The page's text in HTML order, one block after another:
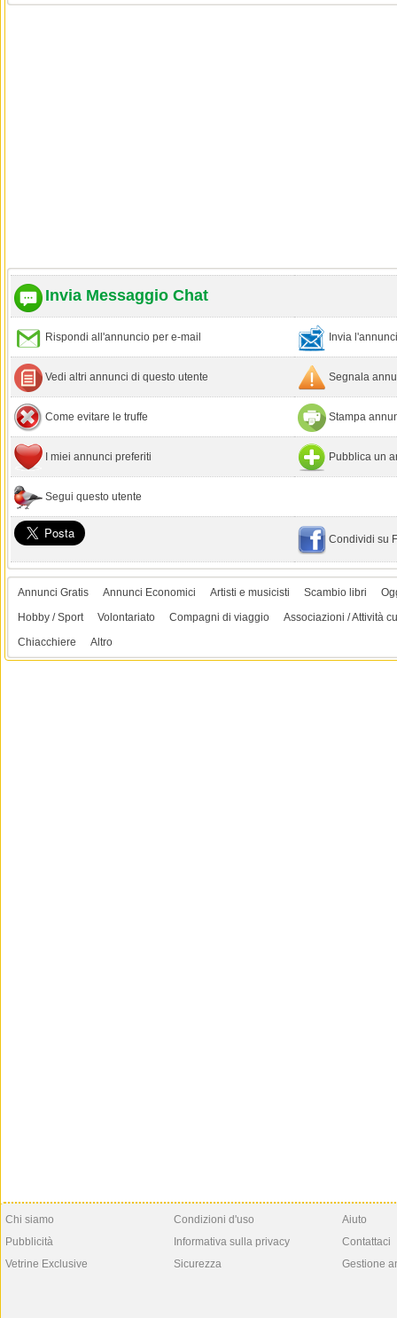
Invia Messaggio Chat
Rispondi all'annuncio per e-mail Invia
Vedi altri annunci di questo utente Segnala
Come evitare le truffe Stampa
I miei annunci preferiti Pubblica un
Segui questo utente
Condividi su
Annunci Gratis Annunci Economici Artisti e musicisti Scambio libri
Hobby / Sport
Volontariato Compagni di viaggio
Associazioni / Attività
Chiacchiere
Altro
Chi siamo
Pubblicità
Vetrine Exclusive
Condizioni d'uso
Informativa sulla privacy
Sicurezza
Aiuto
Contattaci
Gestione